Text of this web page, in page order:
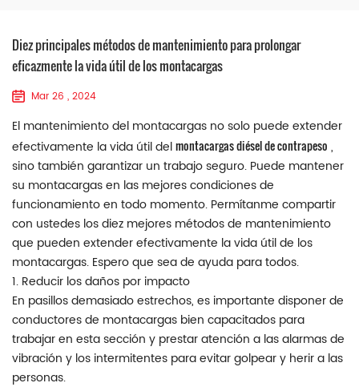
Diez principales métodos de mantenimiento para prolongar
eficazmente la vida útil de los montacargas
Mar 26 , 2024
El mantenimiento del montacargas no solo puede extender
efectivamente la vida útil delmontacargas diésel de contrapeso ,
sino también garantizar un trabajo seguro. Puede mantener
su montacargas en las mejores condiciones de
funcionamiento en todo momento. Permítanme compartir
con ustedes los diez mejores métodos de mantenimiento
que pueden extender efectivamente la vida útil de los
montacargas. Espero que sea de ayuda para todos.
1. Reducir los daños por impacto
En pasillos demasiado estrechos, es importante disponer de
conductores de montacargas bien capacitados para
trabajar en esta sección y prestar atención a las alarmas de
vibración y los intermitentes para evitar golpear y herir a las
personas.